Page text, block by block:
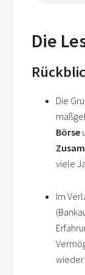
Die
Die
Börse
viele
Im
wieder